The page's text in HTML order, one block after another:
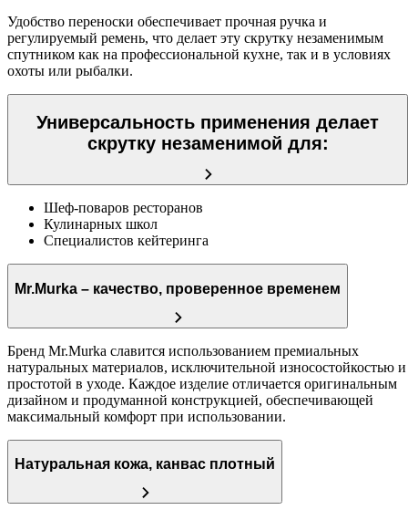
Удобство переноски обеспечивает прочная ручка и
регулируемый ремень, что делает эту скрутку незаменимым
спутником как на профессиональной кухне, так и в условиях
охоты или рыбалки.
Универсальность применения делает
скрутку незаменимой для:
Шеф-поваров ресторанов
Кулинарных школ
Специалистов кейтеринга
Mr.Murka – качество, проверенное временем
Бренд Mr.Murka славится использованием премиальных
натуральных материалов, исключительной износостойкостью и
простотой в уходе. Каждое изделие отличается оригинальным
дизайном и продуманной конструкцией, обеспечивающей
максимальный комфорт при использовании.
Натуральная кожа, канвас плотный